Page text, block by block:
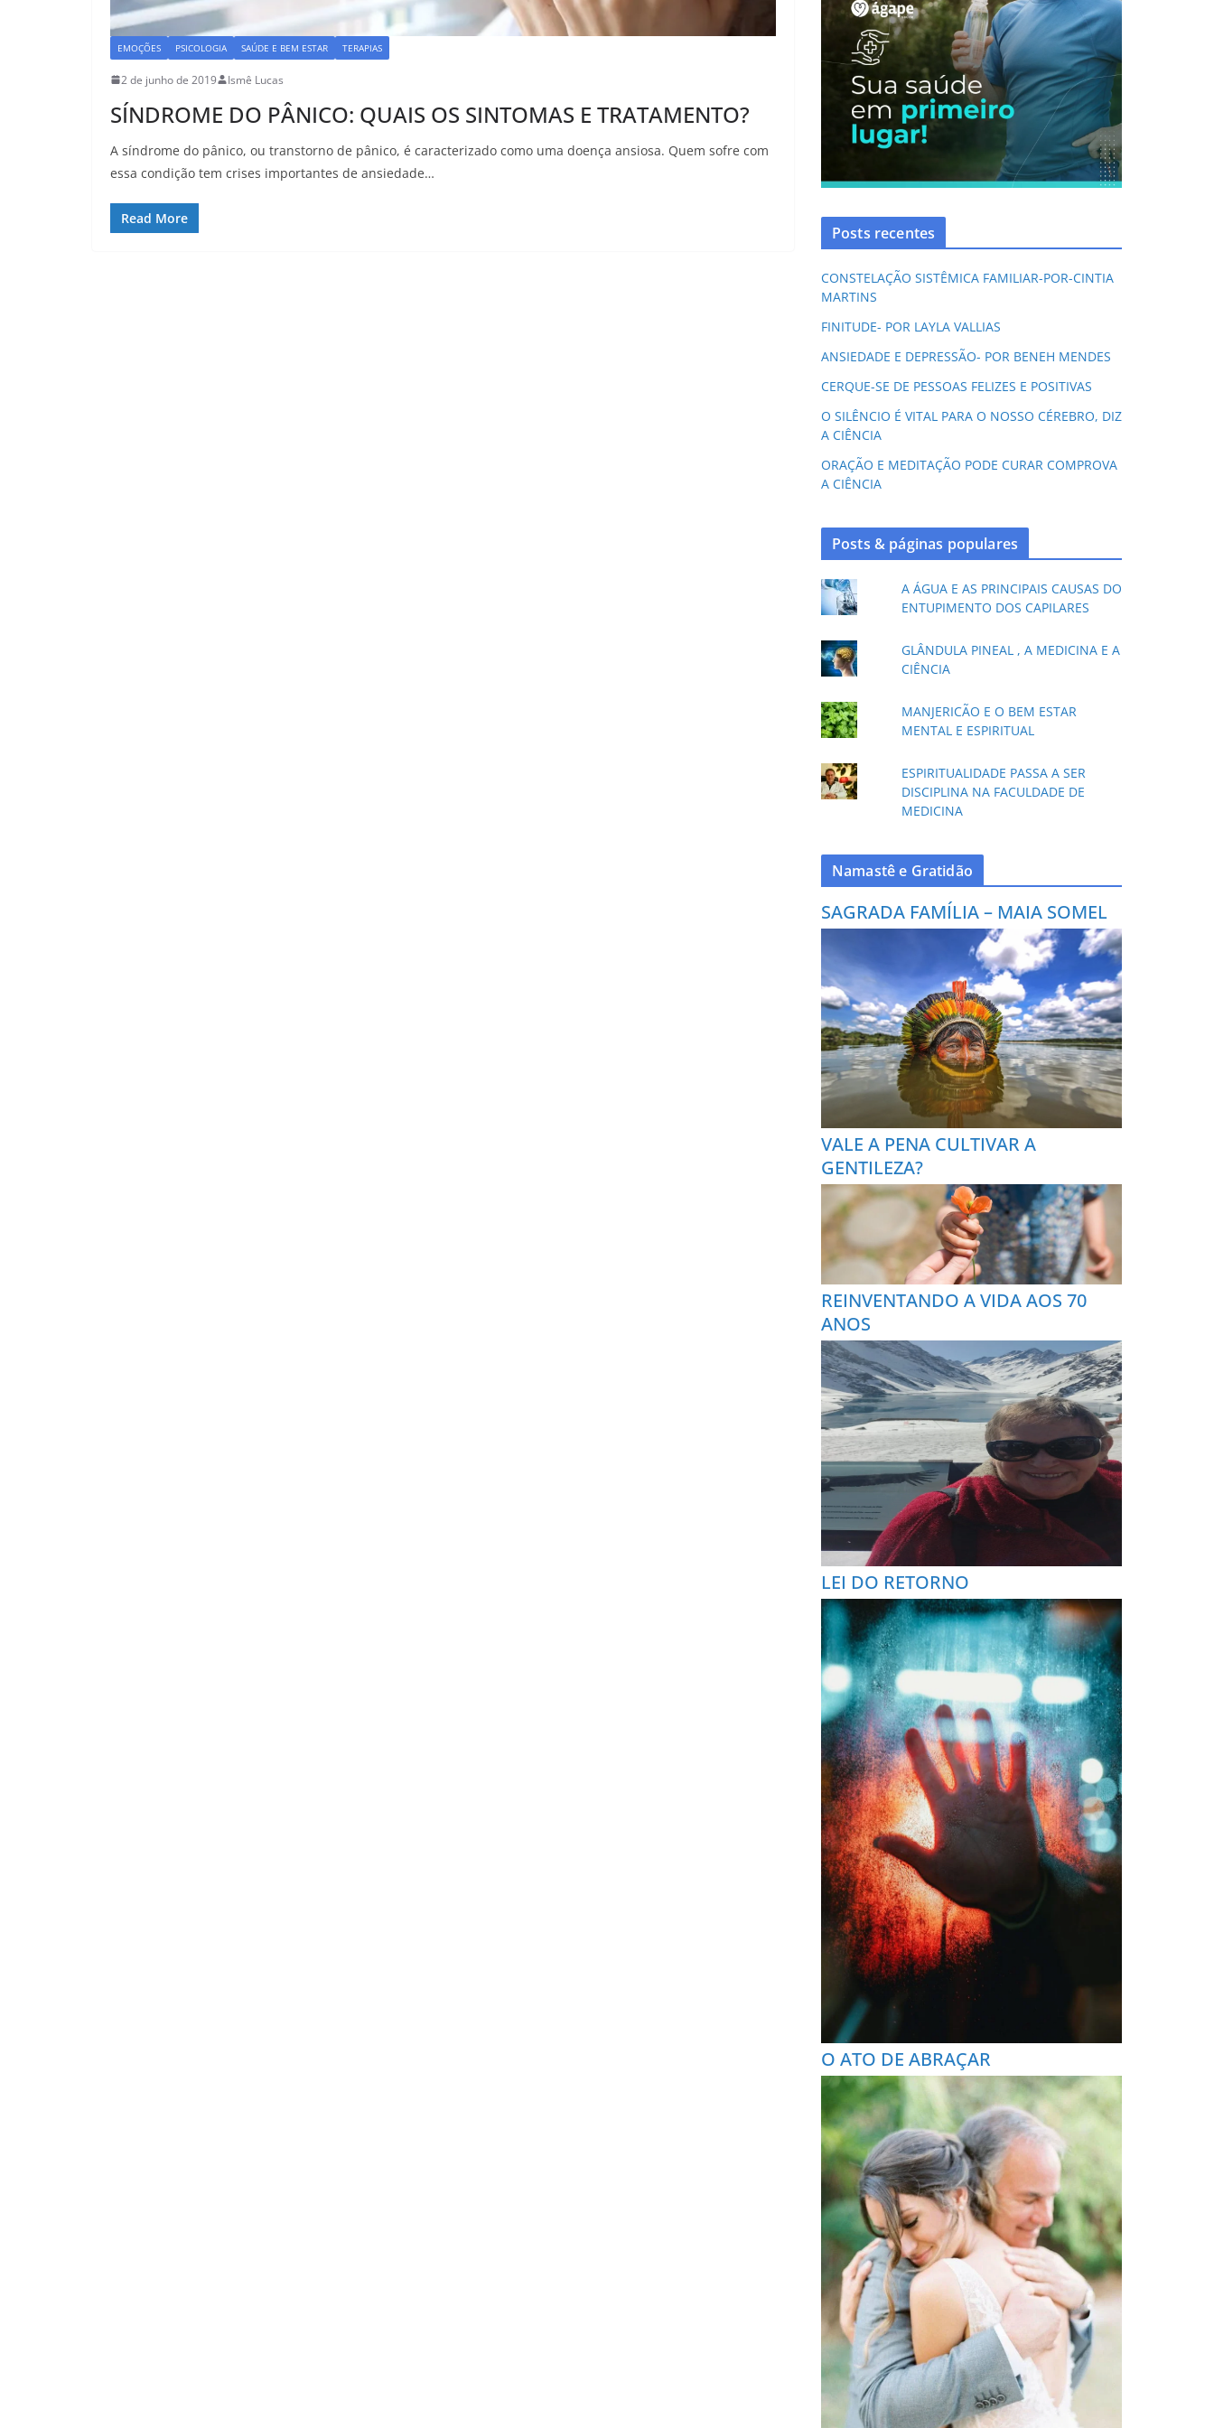
EMOÇÕES PSICOLOGIA SAÚDE E BEM ESTAR TERAPIAS
2 de junho de 2019 Ismê Lucas
SÍNDROME DO PÂNICO: QUAIS OS SINTOMAS E TRATAMENTO?
A síndrome do pânico, ou transtorno de pânico, é caracterizado como uma doença ansiosa. Quem sofre com
essa condição tem crises importantes de ansiedade…
Read More
Posts recentes
CONSTELAÇÃO SISTÊMICA FAMILIAR-POR-CINTIA
MARTINS
FINITUDE- POR LAYLA VALLIAS
ANSIEDADE E DEPRESSÃO- POR BENEH MENDES
CERQUE-SE DE PESSOAS FELIZES E POSITIVAS
O SILÊNCIO É VITAL PARA O NOSSO CÉREBRO, DIZ
A CIÊNCIA
ORAÇÃO E MEDITAÇÃO PODE CURAR COMPROVA
A CIÊNCIA
Posts & páginas populares
A ÁGUA E AS PRINCIPAIS CAUSAS DO
ENTUPIMENTO DOS CAPILARES
GLÂNDULA PINEAL , A MEDICINA E A
CIÊNCIA
MANJERICÃO E O BEM ESTAR
MENTAL E ESPIRITUAL
ESPIRITUALIDADE PASSA A SER
DISCIPLINA NA FACULDADE DE
MEDICINA
Namastê e Gratidão
SAGRADA FAMÍLIA – MAIA SOMEL
VALE A PENA CULTIVAR A
GENTILEZA?
REINVENTANDO A VIDA AOS 70
ANOS
LEI DO RETORNO
O ATO DE ABRAÇAR